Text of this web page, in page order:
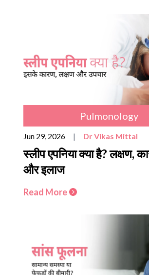
Pulmonology
Jun 29, 2026 | Dr Vikas Mittal
स्लीप एपनिया क्या है? लक्षण,
और इलाज
Read More